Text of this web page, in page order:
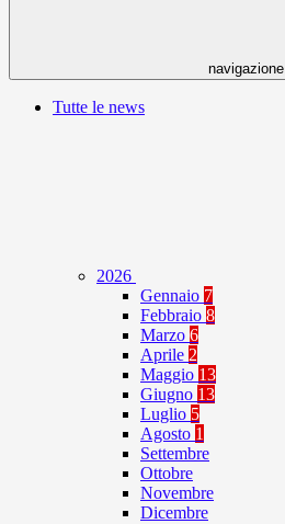
navigazione
Tutte le news
2026
Gennaio 7
Febbraio 8
Marzo 6
Aprile 2
Maggio 13
Giugno 13
Luglio 5
Agosto 1
Settembre
Ottobre
Novembre
Dicembre